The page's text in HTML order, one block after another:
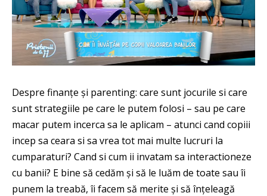
Despre finanțe și parenting: care sunt jocurile si care
sunt strategiile pe care le putem folosi – sau pe care
macar putem incerca sa le aplicam – atunci cand copiii
incep sa ceara si sa vrea tot mai multe lucruri la
cumparaturi? Cand si cum ii invatam sa interactioneze
cu banii? E bine să cedăm și să le luăm de toate sau îi
punem la treabă, îi facem să merite și să înțeleagă